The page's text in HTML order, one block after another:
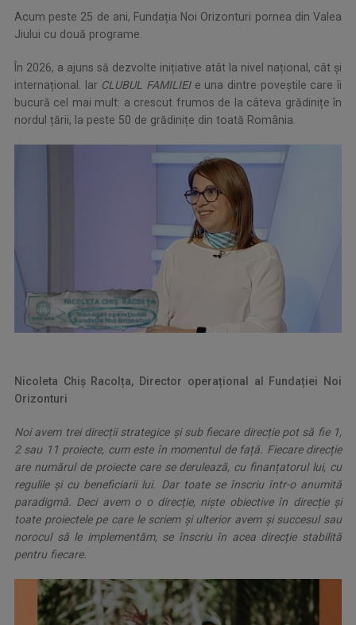
Acum peste 25 de ani, Fundația Noi Orizonturi pornea din Valea
Jiului cu două programe.
În 2026, a ajuns să dezvolte inițiative atât la nivel național, cât și
internațional. Iar CLUBUL FAMILIEIe una dintre poveștile care îi
bucură cel mai mult: a crescut frumos de la câteva grădinițe în
nordul țării, la peste 50 de grădinițe din toată România.
Nicoleta Chiș Racolța, Director operațional al Fundației Noi
Orizonturi
Noi avem trei direcții strategice și sub fiecare direcție pot să fie 1,
2 sau 11 proiecte, cum este în momentul de față. Fiecare direcție
are numărul de proiecte care se derulează, cu finanțatorul lui, cu
regulile și cu beneficiarii lui. Dar toate se înscriu într-o anumită
paradigmă. Deci avem o o direcție, niște obiective în direcție și
toate proiectele pe care le scriem și ulterior avem și succesul sau
norocul să le implementăm, se înscriu în acea direcție stabilită
pentru fiecare.